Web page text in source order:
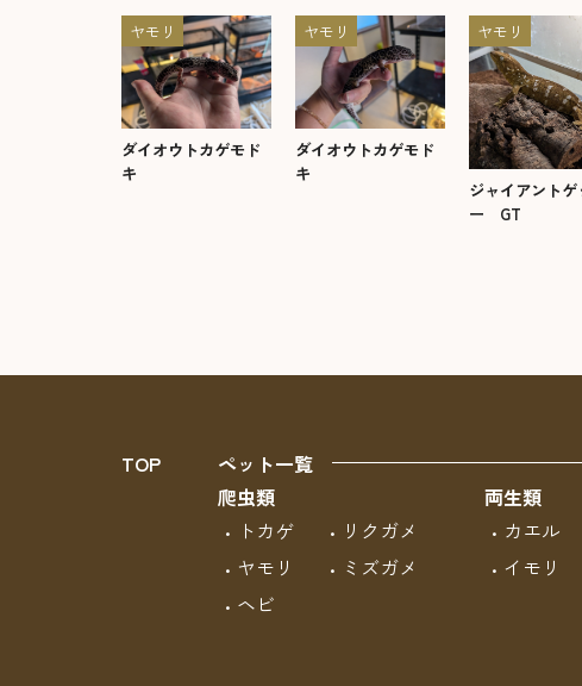
ヤモリ
ダイオウトカゲモド
キ
ヤモリ
ダイオウトカゲモド
キ
ヤモリ
ジャイアントゲ
ー GT
TOP
ペット一覧
爬虫類
トカゲ
ヤモリ
ヘビ
リクガメ
ミズガメ
両生類
カエル
イモリ